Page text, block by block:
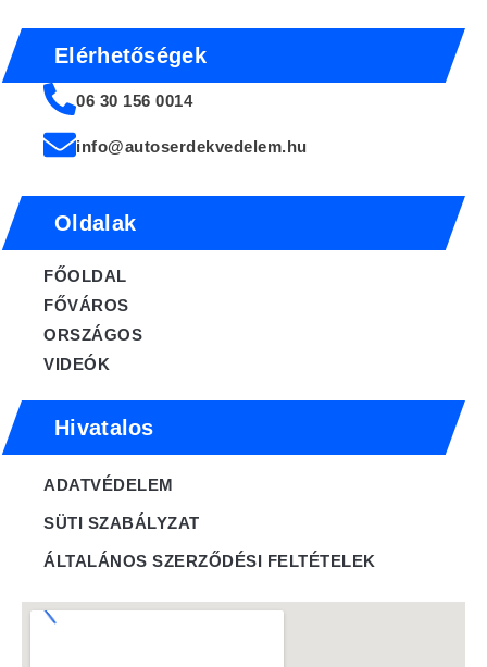
Elérhetőségek
06 30 156 0014
info@autoserdekvedelem.hu
FŐOLDAL
FŐVÁROS
ORSZÁGOS
VIDEÓK
Oldalak
ADATVÉDELEM
SÜTI SZABÁLYZAT
ÁLTALÁNOS SZERZŐDÉSI FELTÉTELEK
Hivatalos